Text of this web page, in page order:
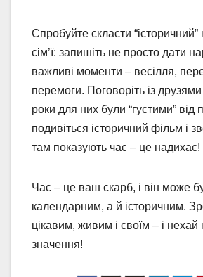
Спробуйте скласти “історичний”
сім’ї: запишіть не просто дати
важливі моменти – весілля,
перемоги. Поговоріть із друзями
роки для них були “густими” від
подивіться історичний фільм і
там показують час – це надихає!
Час – це ваш скарб, і він може
календарним, а й історичним.
цікавим, живим і своїм – і
значення!